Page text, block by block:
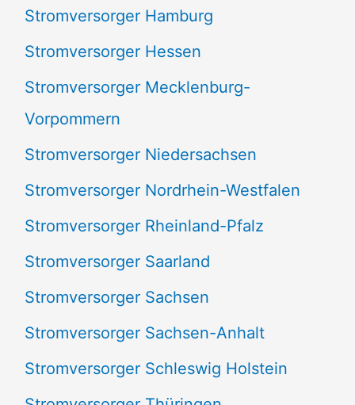
Stromversorger Hamburg
Stromversorger Hessen
Stromversorger Mecklenburg-
Vorpommern
Stromversorger Niedersachsen
Stromversorger Nordrhein-Westfalen
Stromversorger Rheinland-Pfalz
Stromversorger Saarland
Stromversorger Sachsen
Stromversorger Sachsen-Anhalt
Stromversorger Schleswig Holstein